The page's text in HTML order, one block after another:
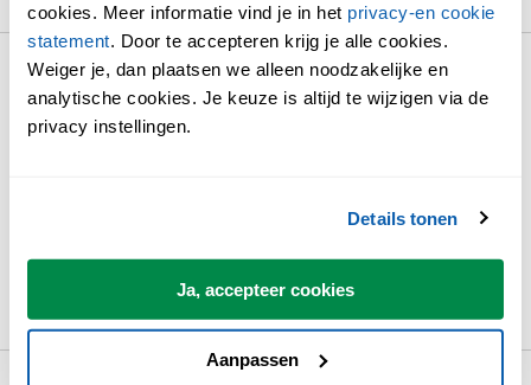
cookies. Meer informatie vind je in het privacy-en cookie
statement. Door te accepteren krijg je alle cookies.
Weiger je, dan plaatsen we alleen noodzakelijke en
analytische cookies. Je keuze is altijd te wijzigen via de
privacy instellingen.
Details tonen
Ja, accepteer cookies
Aanpassen
Dailies
DAILIES TOTAL 1 PROEFLENZEN
BEKIJK EN BESTEL